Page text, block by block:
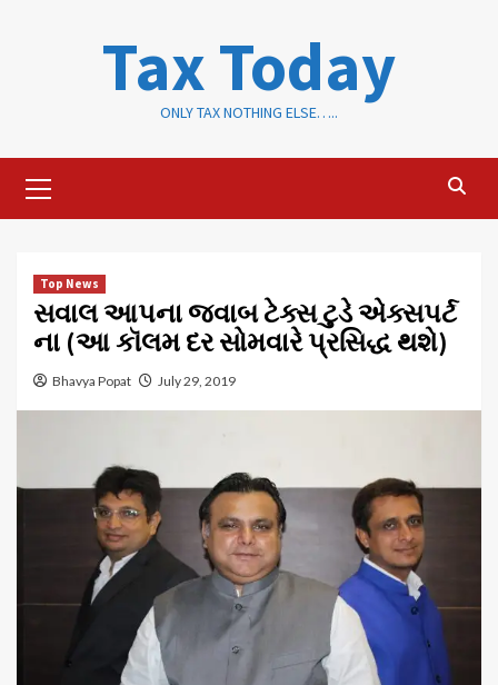
Tax Today
ONLY TAX NOTHING ELSE…..
Menu
Top News
સવાલ આપના જવાબ ટેક્સ ટુડે એક્સપર્ટ
ના (આ કૉલમ દર સોમવારે પ્રસિદ્ધ થશે)
Bhavya Popat July 29, 2019